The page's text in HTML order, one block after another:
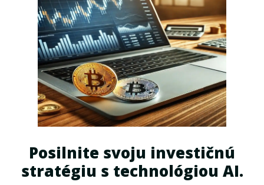
Posilnite svoju investičnú
stratégiu s technológiou AI.